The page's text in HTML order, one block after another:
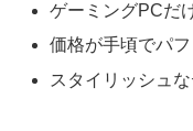
ゲーミングPCだ
価格が手頃でパ
スタイリッシュ